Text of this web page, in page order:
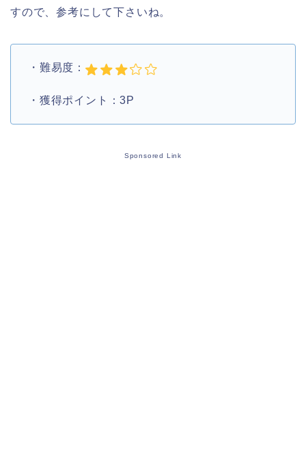
すので、参考にして下さいね。
・難易度：
・獲得ポイント：3P
Sponsored Link